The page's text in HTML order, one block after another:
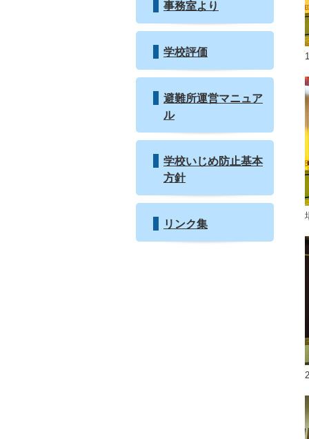
事務室より
学校評価
避難所運営マニュア
ル
学校いじめ防止基本
方針
リンク集